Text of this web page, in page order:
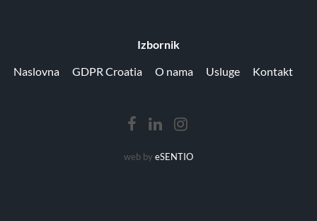
Izbornik
Naslovna
GDPR Croatia O nama Usluge Kontakt
web by eSENTIO